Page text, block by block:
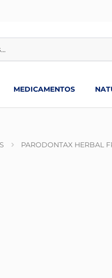
MEDICAMENTOS
PARODONTAX HERBAL